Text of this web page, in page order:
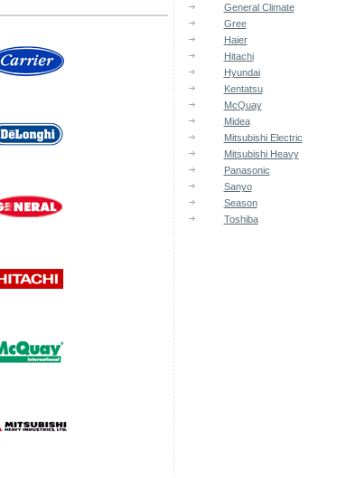
General Climate
Gree
Haier
Hitachi
Hyundai
Kentatsu
McQuay
Midea
Mitsubishi Electric
Mitsubishi Heavy
Panasonic
Sanyo
Season
Toshiba